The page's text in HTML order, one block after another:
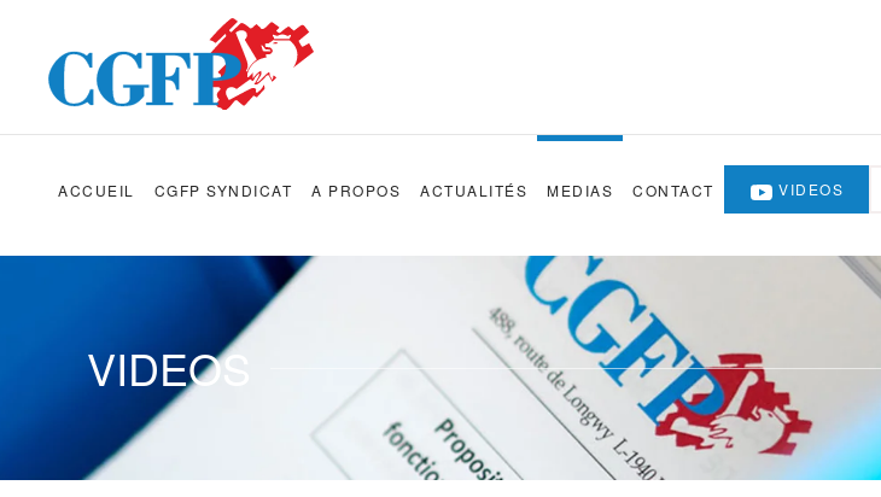
Skip to main content
ACCUEIL CGFP SYNDICAT A PROPOS ACTUALITÉS MEDIAS CONTACT VIDEOS
VIDEOS